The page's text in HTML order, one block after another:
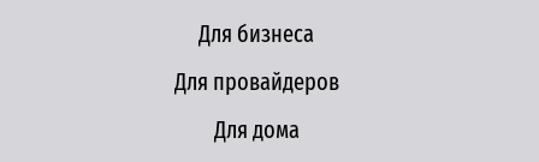
Для бизнеса
Для провайдеров
Для дома